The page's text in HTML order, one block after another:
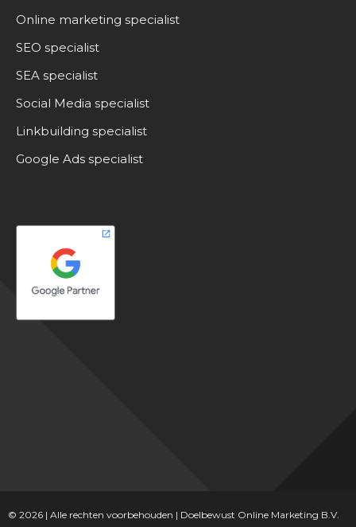
Online marketing specialist
SEO specialist
SEA specialist
Social Media specialist
Linkbuilding specialist
Google Ads specialist
© 2026 | Alle rechten voorbehouden | Doelbewust Online Marketing B.V.